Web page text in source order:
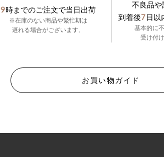
9時までのご注文で当日出荷
※在庫のない商品や繁忙期は
遅れる場合がございます。
不良品や
到着後7日以
基本的に
受け付
お買い物ガイド